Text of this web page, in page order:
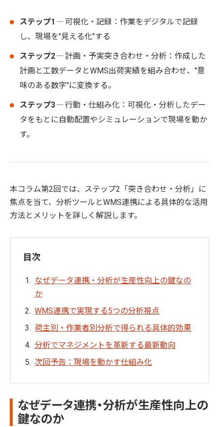
ステップ1 ― 可視化・記録：作業をデジタルで記録
し、現場を"見える化"する
ステップ2― 計画・予実突き合わせ・分析：作成した
計画と工数データとWMS出荷実績を組み合わせ、"意
味のある数字"に変換する。
ステップ3― 行動・仕組み化：可視化・分析したデー
タをもとに自動配置やシミュレーションで現場を動か
す。
本コラム第2回では、ステップ2「突き合わせ・分析」に
焦点を当て、分析ツールとWMS連携による具体的な活用
方法とメリットを詳しく解説します。
目次
なぜデータ連携・分析が生産性向上の鍵なの
か
WMS連携で実現する5つの分析視点
荷主別・作業者別分析で得られる具体的効果
分析でマネジメントを革新する最新動向
次回予告：現場を動かす仕組み化
なぜデータ連携・分析が生産性向上の
鍵なのか